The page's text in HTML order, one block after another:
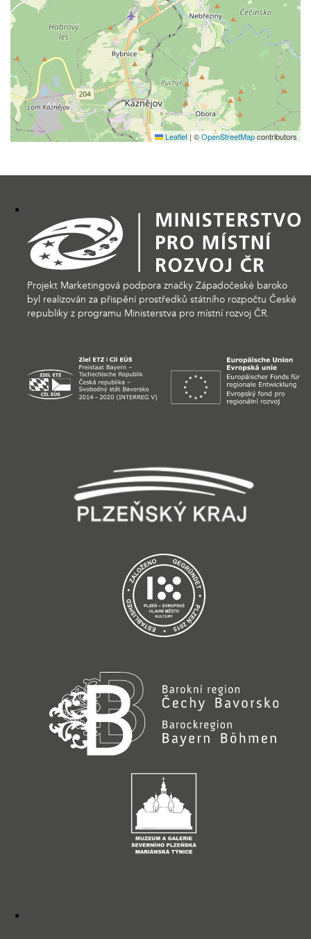
Leaflet | ©OpenStreetMapcontributors
Projekt Marketingová podpora značky Západočeské baroko
byl realizován za přispění prostředků státního rozpočtu České
republiky z programu Ministerstva pro místní rozvoj ČR.